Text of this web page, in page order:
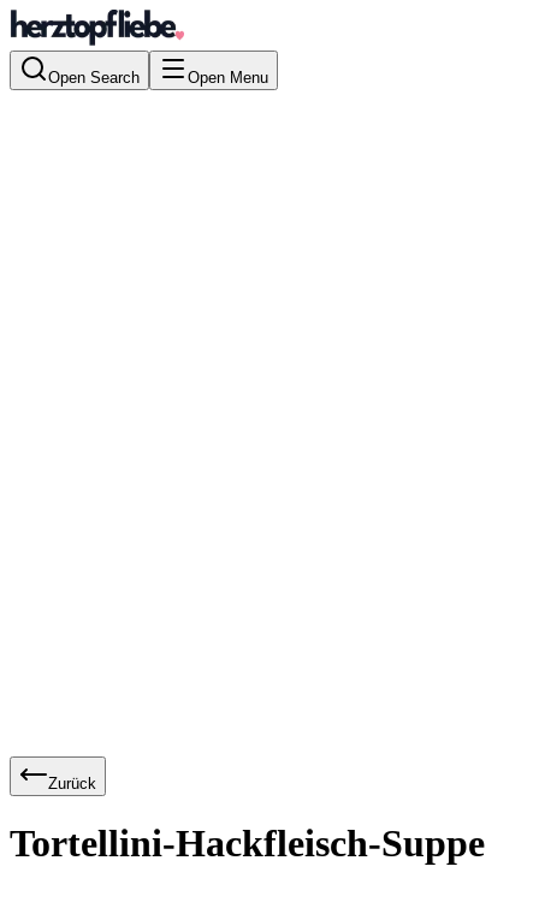
Open Search Open Menu
Zurück
Tortellini-Hackfleisch-Suppe